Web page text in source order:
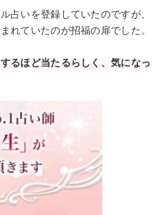
占いを登録していたのですが、
れていたのが招福の扉でした。
るほど当たるらしく、気になっ